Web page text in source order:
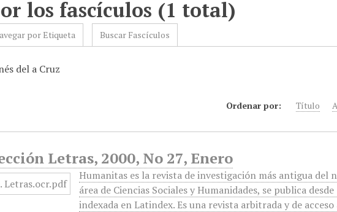
los fascículos (1 total)
por Etiqueta Buscar Fascículos
del a Cruz
Ordenar por: Título
Letras, 2000, No 27, Enero
Humanitas es la revista de investigación más antigua del
área de Ciencias Sociales y Humanidades, se publica
indexada en Latindex. Es una revista arbitrada y de